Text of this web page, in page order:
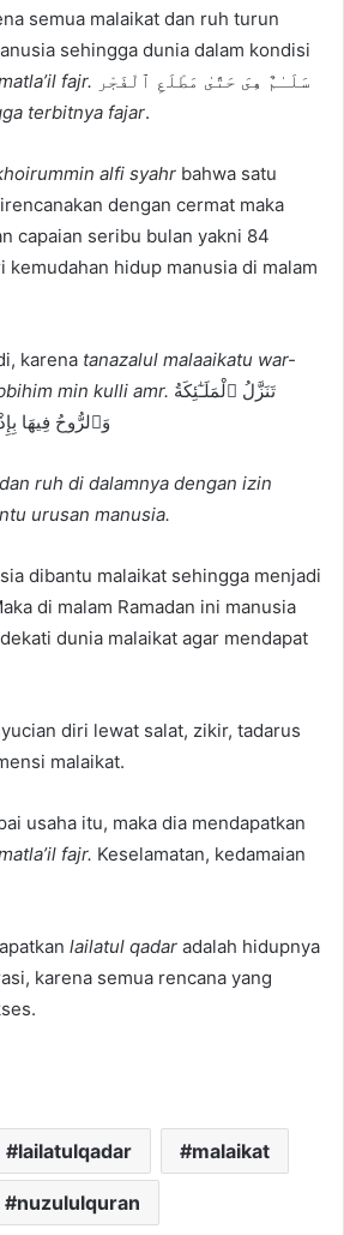
semua malaikat dan ruh turun
sehingga dunia dalam kondisi
fajr. سَلَـٰمٌ هِىَ حَتَّىٰ مَطْلَعِ ٱلْفَجْر
terbitnya fajar.
alfi syahr bahwa satu
dengan cermat maka
capaian seribu bulan yakni 84
kemudahan hidup manusia di malam
karena tanazalul malaaikatu war-
min kulli amr.
وَٱلرُّوحُ فِيهَا
ruh di dalamnya dengan izin
urusan manusia.
dibantu malaikat sehingga menjadi
di malam Ramadan ini manusia
dunia malaikat agar mendapat
diri lewat salat, zikir, tadarus
malaikat.
usaha itu, maka dia mendapatkan
fajr. Keselamatan, kedamaian
lailatul qadar adalah hidupnya
karena semua rencana yang
lailatulqadar malaikat
nuzululquran